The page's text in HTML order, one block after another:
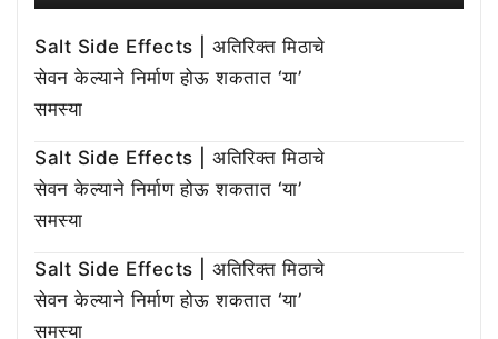
Salt Side Effects | अतिरिक्त मिठाचे
सेवन केल्याने निर्माण होऊ शकतात ‘या’
समस्या
Salt Side Effects | अतिरिक्त मिठाचे
सेवन केल्याने निर्माण होऊ शकतात ‘या’
समस्या
Salt Side Effects | अतिरिक्त मिठाचे
सेवन केल्याने निर्माण होऊ शकतात ‘या’
समस्या